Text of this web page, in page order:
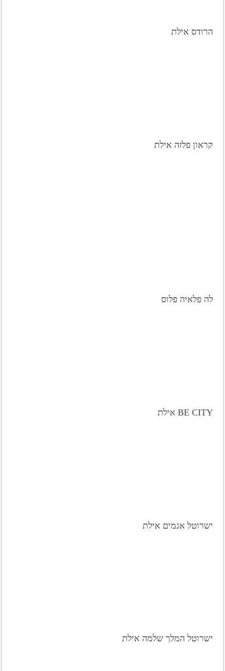
הרודס אילת
קראון פלזה אילת
לה פלאיה פלוס
BE CITY אילת
ישרוטל אגמים אילת
ישרוטל המלך שלמה אילת